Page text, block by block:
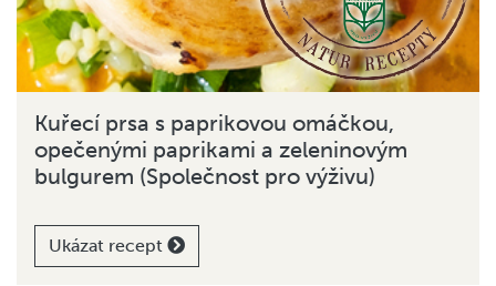
Kuřecí prsa s paprikovou omáčkou,
opečenými paprikami a zeleninovým
bulgurem (Společnost pro výživu)
Ukázat recept